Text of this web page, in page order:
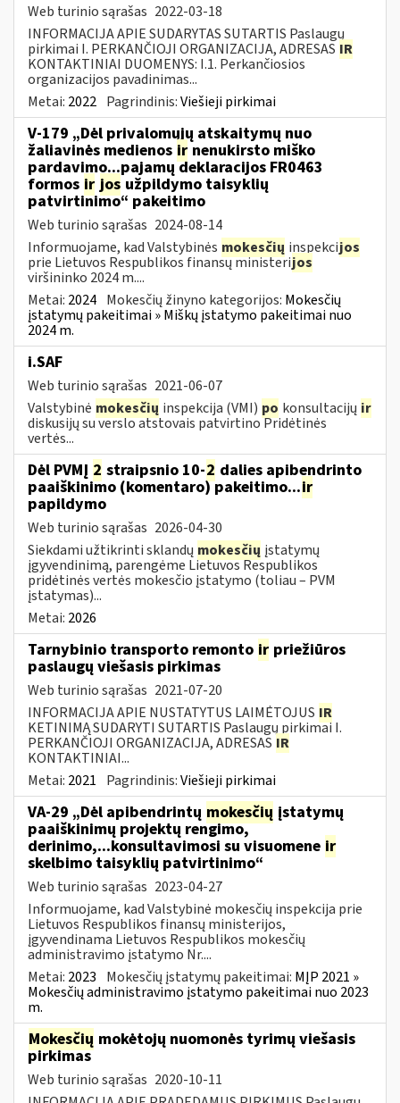
Web turinio sąrašas 2022-03-18
INFORMACIJA APIE SUDARYTAS SUTARTIS Paslaugų
pirkimai I. PERKANČIOJI ORGANIZACIJA, ADRESAS IR
KONTAKTINIAI DUOMENYS: I.1. Perkančiosios
organizacijos pavadinimas...
Metai: 2022 Pagrindinis:Viešieji pirkimai
V-179 „Dėl privalomųjų atskaitymų nuo
žaliavinės medienos ir nenukirsto miško
pardavimo...pajamų deklaracijos FR0463
formos ir jos užpildymo taisyklių
patvirtinimo“ pakeitimo
Web turinio sąrašas 2024-08-14
Informuojame, kad Valstybinės mokesčių inspekcijos
prie Lietuvos Respublikos finansų ministerijos
viršininko 2024 m....
Metai: 2024 Mokesčių žinyno kategorijos: Mokesčių
įstatymų pakeitimai » Miškų įstatymo pakeitimai nuo
2024 m.
i.SAF
Web turinio sąrašas 2021-06-07
Valstybinė mokesčių inspekcija (VMI) po konsultacijų ir
diskusijų su verslo atstovais patvirtino Pridėtinės
vertės...
Dėl PVMĮ 2 straipsnio 10-2 dalies apibendrinto
paaiškinimo (komentaro) pakeitimo...ir
papildymo
Web turinio sąrašas 2026-04-30
Siekdami užtikrinti sklandų mokesčių įstatymų
įgyvendinimą, parengėme Lietuvos Respublikos
pridėtinės vertės mokesčio įstatymo (toliau – PVM
įstatymas)...
Metai: 2026
Tarnybinio transporto remonto ir priežiūros
paslaugų viešasis pirkimas
Web turinio sąrašas 2021-07-20
INFORMACIJA APIE NUSTATYTUS LAIMĖTOJUS IR
KETINIMĄ SUDARYTI SUTARTIS Paslaugų pirkimai I.
PERKANČIOJI ORGANIZACIJA, ADRESAS IR
KONTAKTINIAI...
Metai: 2021 Pagrindinis:Viešieji pirkimai
VA-29 „Dėl apibendrintų mokesčių įstatymų
paaiškinimų projektų rengimo,
derinimo,...konsultavimosi su visuomene ir
skelbimo taisyklių patvirtinimo“
Web turinio sąrašas 2023-04-27
Informuojame, kad Valstybinė mokesčių inspekcija prie
Lietuvos Respublikos finansų ministerijos,
įgyvendinama Lietuvos Respublikos mokesčių
administravimo įstatymo Nr....
Metai: 2023 Mokesčių įstatymų pakeitimai: MĮP 2021 »
Mokesčių administravimo įstatymo pakeitimai nuo 2023
m.
Mokesčių mokėtojų nuomonės tyrimų viešasis
pirkimas
Web turinio sąrašas 2020-10-11